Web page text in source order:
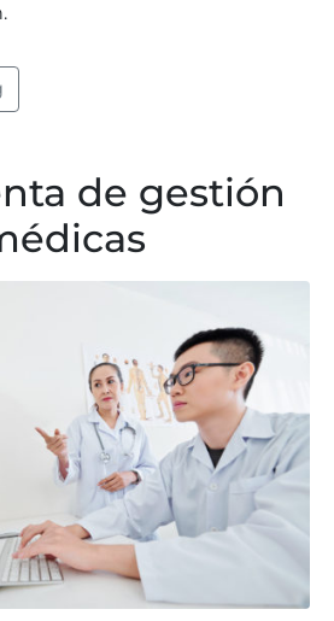
de gestión